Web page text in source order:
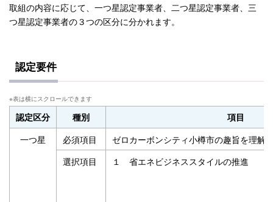
取組の内容に応じて、一つ星認定事業者、二つ星認定事業者、三
つ星認定事業者の３つの区分に分かれます。
認定要件
認定区分 種別 項目
一つ星 必須項目
ゼロカーボンシティ小樽市の趣旨を理解
選択項目
１ 省エネビジネススタイルの推進